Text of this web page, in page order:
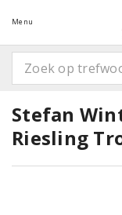
Menu
Stefan
Riesling